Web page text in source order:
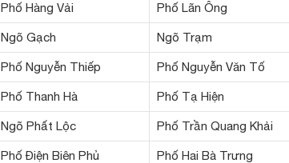
Phố Hàng Vải Phố Lãn Ông
Ngõ Gạch Ngõ Trạm
Phố Nguyễn Thiếp Phố Nguyễn Văn Tố
Phố Thanh Hà Phố Tạ Hiện
Ngõ Phất Lộc Phố Trần Quang Khải
Phố Điện Biên Phủ Phố Hai Bà Trưng